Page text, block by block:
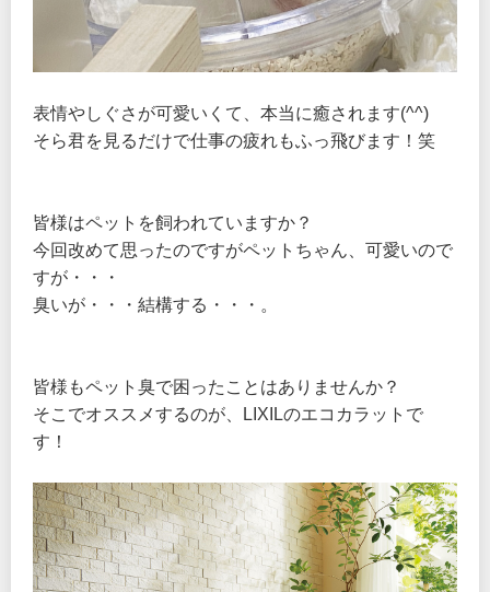
表情やしぐさが可愛いくて、本当に癒されます(^^)
そら君を見るだけで仕事の疲れもふっ飛びます！笑
皆様はペットを飼われていますか？
今回改めて思ったのですがペットちゃん、可愛いので
すが・・・
臭いが・・・結構する・・・。
皆様もペット臭で困ったことはありませんか？
そこでオススメするのが、LIXILのエコカラットで
す！